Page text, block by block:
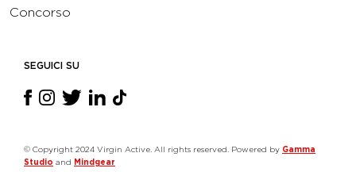
Concorso
SEGUICI SU
© Copyright 2024 Virgin Active. All rights reserved. Powered by Gamma
Studio and Mindgear